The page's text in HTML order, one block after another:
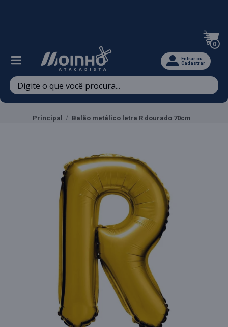
0
Entrar ou
Cadastrar
Principal Balão metálico letra R dourado 70cm